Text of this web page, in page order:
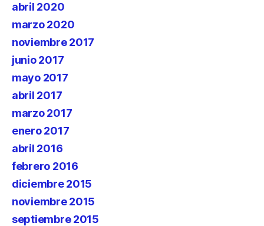
abril 2020
marzo 2020
noviembre 2017
junio 2017
mayo 2017
abril 2017
marzo 2017
enero 2017
abril 2016
febrero 2016
diciembre 2015
noviembre 2015
septiembre 2015